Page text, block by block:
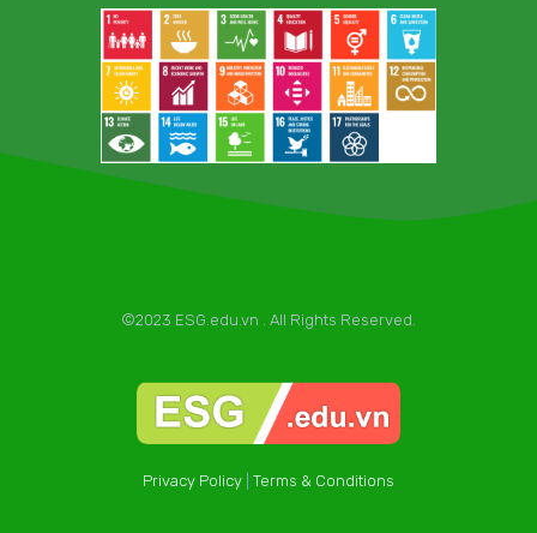
©2023 ESG.edu.vn . All Rights Reserved.
Privacy Policy Terms & Conditions